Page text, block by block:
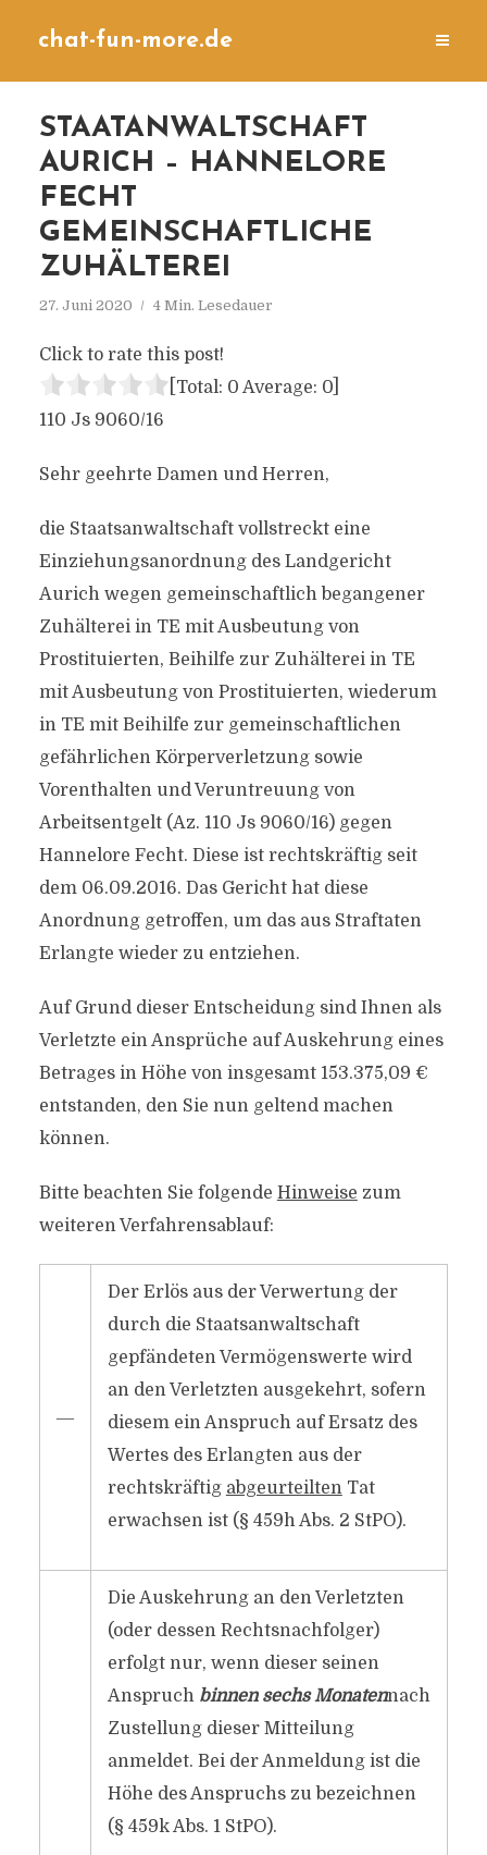
chat-fun-more.de
STAATANWALTSCHAFT
AURICH – HANNELORE
FECHT
GEMEINSCHAFTLICHE
ZUHÄLTEREI
27. Juni 2020 4 Min. Lesedauer
Click to rate this post!
[Total: 0 Average: 0]
110 Js 9060/16
Sehr geehrte Damen und Herren,
die Staatsanwaltschaft vollstreckt eine
Einziehungsanordnung des Landgericht
Aurich wegen gemeinschaftlich begangener
Zuhälterei in TE mit Ausbeutung von
Prostituierten, Beihilfe zur Zuhälterei in TE
mit Ausbeutung von Prostituierten, wiederum
in TE mit Beihilfe zur gemeinschaftlichen
gefährlichen Körperverletzung sowie
Vorenthalten und Veruntreuung von
Arbeitsentgelt (Az. 110 Js 9060/16) gegen
Hannelore Fecht. Diese ist rechtskräftig seit
dem 06.09.2016. Das Gericht hat diese
Anordnung getroffen, um das aus Straftaten
Erlangte wieder zu entziehen.
Auf Grund dieser Entscheidung sind Ihnen als
Verletzte ein Ansprüche auf Auskehrung eines
Betrages in Höhe von insgesamt 153.375,09 €
entstanden, den Sie nun geltend machen
können.
Bitte beachten Sie folgende Hinweise zum
weiteren Verfahrensablauf:
―
Der Erlös aus der Verwertung der
durch die Staatsanwaltschaft
gepfändeten Vermögenswerte wird
an den Verletzten ausgekehrt, sofern
diesem ein Anspruch auf Ersatz des
Wertes des Erlangten aus der
rechtskräftig abgeurteiltenTat
erwachsen ist (§ 459h Abs. 2 StPO).
Die Auskehrung an den Verletzten
(oder dessen Rechtsnachfolger)
erfolgt nur, wenn dieser seinen
Anspruch binnen sechs Monatennach
Zustellung dieser Mitteilung
anmeldet. Bei der Anmeldung ist die
Höhe des Anspruchs zu bezeichnen
(§ 459k Abs. 1 StPO).